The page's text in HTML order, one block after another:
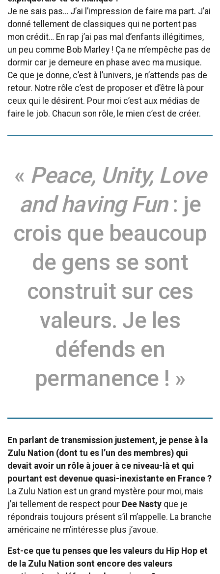
Je ne sais pas… J’ai l’impression de faire ma part. J’ai
donné tellement de classiques qui ne portent pas
mon crédit… En rap j’ai pas mal d’enfants illégitimes,
un peu comme Bob Marley ! Ça ne m’empêche pas de
dormir car je demeure en phase avec ma musique.
Ce que je donne, c’est à l’univers, je n’attends pas de
retour. Notre rôle c’est de proposer et d’être là pour
ceux qui le désirent. Pour moi c’est aux médias de
faire le job. Chacun son rôle, le mien c’est de créer.
« Peace, Unity, Love
and having Fun: je
crois que beaucoup
de gens se sont
construit sur ces
valeurs. Je les
défends en
permanence ! »
En parlant de transmission justement, je pense à la
Zulu Nation (dont tu es l’un des membres) qui
devait avoir un rôle à jouer à ce niveau-là et qui
pourtant est devenue quasi-inexistante en France ?
La Zulu Nation est un grand mystère pour moi, mais
j’ai tellement de respect pour Dee Nasty que je
répondrais toujours présent s’il m’appelle. La branche
américaine ne m’intéresse plus j’avoue.
Est-ce que tu penses que les valeurs du Hip Hop et
de la Zulu Nation sont encore des valeurs